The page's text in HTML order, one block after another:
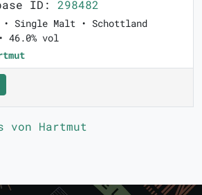
ID: 298482
• Single Malt • Schottland
46.0% vol
von Hartmut